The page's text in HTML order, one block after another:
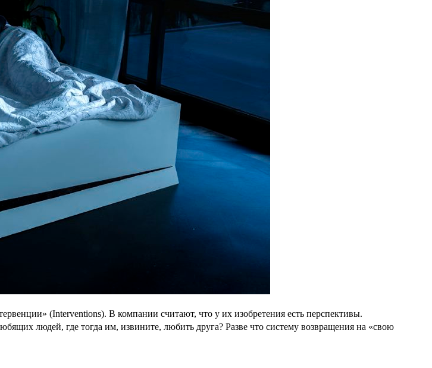
(Interventions). В компании считают, что у их изобретения есть перспективы.
людей, где тогда им, извините, любить друга? Разве что систему возвращения на «свою